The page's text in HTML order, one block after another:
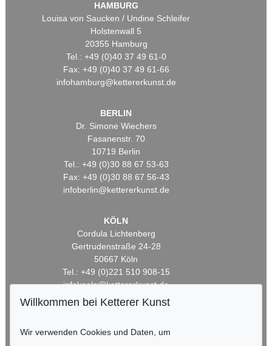
HAMBURG
Louisa von Saucken / Undine Schleifer
Holstenwall 5
20355 Hamburg
Tel.: +49 (0)40 37 49 61-0
Fax: +49 (0)40 37 49 61-66
infohamburg@kettererkunst.de
BERLIN
Dr. Simone Wiechers
Fasanenstr. 70
10719 Berlin
Tel.: +49 (0)30 88 67 53-63
Fax: +49 (0)30 88 67 56-43
infoberlin@kettererkunst.de
KÖLN
Cordula Lichtenberg
Gertrudenstraße 24-28
50667 Köln
Tel.: +49 (0)221 510 908-15
infokoeln@kettererkunst.de
HESSEN
Willkommen bei Ketterer Kunst
Wir verwenden Cookies und Daten, um